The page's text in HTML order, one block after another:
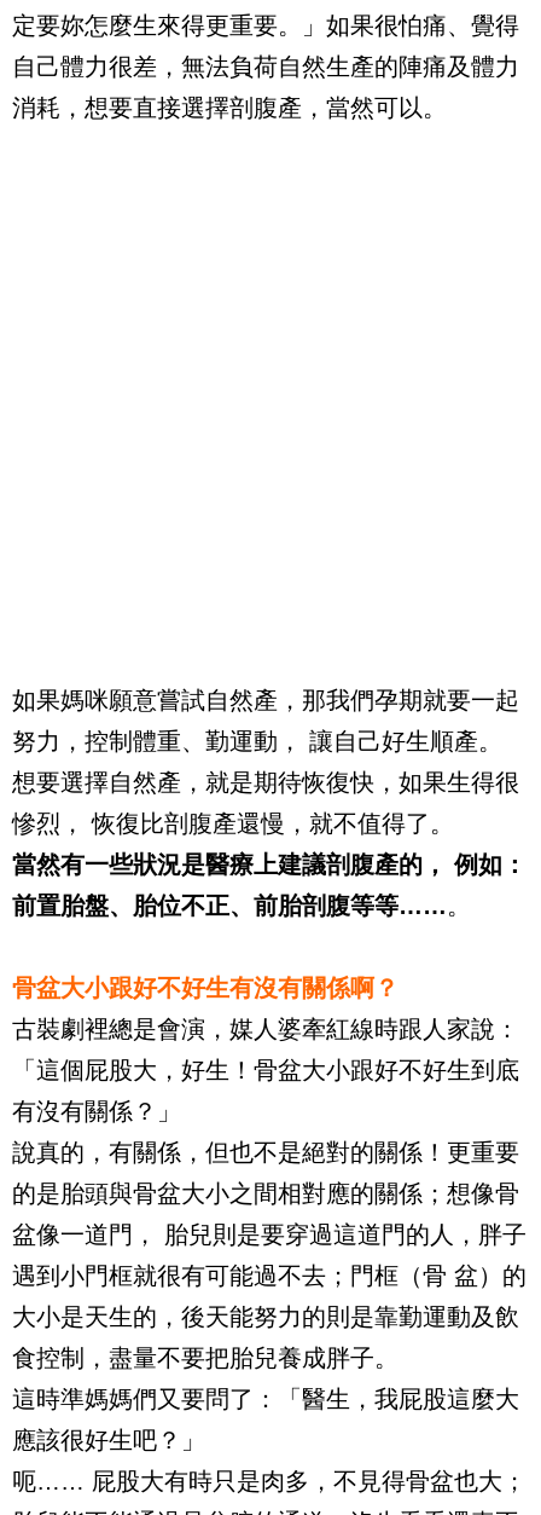
定要妳怎麼生來得更重要。」如果很怕痛、覺得
自己體力很差，無法負荷自然生產的陣痛及體力
消耗，想要直接選擇剖腹產，當然可以。
如果媽咪願意嘗試自然產，那我們孕期就要一起
努力，控制體重、勤運動， 讓自己好生順產。
想要選擇自然產，就是期待恢復快，如果生得很
慘烈， 恢復比剖腹產還慢，就不值得了。
當然有一些狀況是醫療上建議剖腹產的， 例如：
前置胎盤、胎位不正、前胎剖腹等等……。
骨盆大小跟好不好生有沒有關係啊？
古裝劇裡總是會演，媒人婆牽紅線時跟人家說：
「這個屁股大，好生！骨盆大小跟好不好生到底
有沒有關係？」
說真的，有關係，但也不是絕對的關係！更重要
的是胎頭與骨盆大小之間相對應的關係；想像骨
盆像一道門， 胎兒則是要穿過這道門的人，胖子
遇到小門框就很有可能過不去；門框（骨 盆）的
大小是天生的，後天能努力的則是靠勤運動及飲
食控制，盡量不要把胎兒養成胖子。
這時準媽媽們又要問了：「醫生，我屁股這麼大
應該很好生吧？」
呃…… 屁股大有時只是肉多，不見得骨盆也大；